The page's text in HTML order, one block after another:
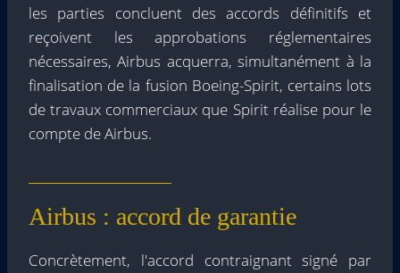
les parties concluent des accords définitifs et
reçoivent les approbations réglementaires
nécessaires, Airbus acquerra, simultanément à la
finalisation de la fusion Boeing-Spirit, certains lots
de travaux commerciaux que Spirit réalise pour le
compte de Airbus.
Airbus : accord de garantie
Concrètement, l'accord contraignant signé par